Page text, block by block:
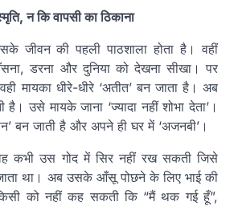
न कि वापसी का ठिकाना
जीवन की पहली पाठशाला होता है। वहीं
डरना और दुनिया को देखना सीखा। पर
मायका धीरे-धीरे ‘अतीत’ बन जाता है। अब
है। उसे मायके जाना ‘ज्यादा नहीं शोभा देता’।
बन जाती है और अपने ही घर में ‘अजनबी’।
कभी उस गोद में सिर नहीं रख सकती जिसे
था। अब उसके आँसू पोछने के लिए भाई की
को नहीं कह सकती कि “मैं थक गई हूँ”,